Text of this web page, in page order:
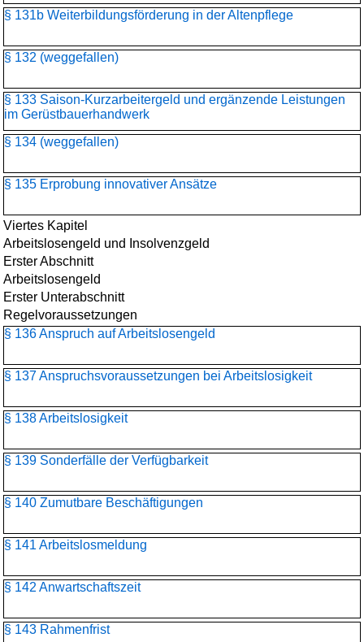
§ 131b Weiterbildungsförderung in der Altenpflege
§ 132 (weggefallen)
§ 133 Saison-Kurzarbeitergeld und ergänzende Leistungen
im Gerüstbauerhandwerk
§ 134 (weggefallen)
§ 135 Erprobung innovativer Ansätze
Viertes Kapitel
Arbeitslosengeld und Insolvenzgeld
Erster Abschnitt
Arbeitslosengeld
Erster Unterabschnitt
Regelvoraussetzungen
§ 136 Anspruch auf Arbeitslosengeld
§ 137 Anspruchsvoraussetzungen bei Arbeitslosigkeit
§ 138 Arbeitslosigkeit
§ 139 Sonderfälle der Verfügbarkeit
§ 140 Zumutbare Beschäftigungen
§ 141 Arbeitslosmeldung
§ 142 Anwartschaftszeit
§ 143 Rahmenfrist